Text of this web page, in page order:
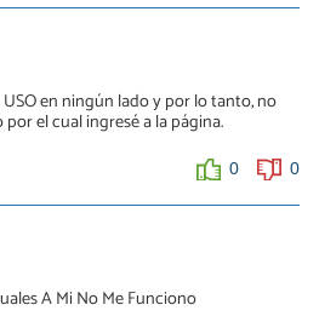
en ningún lado y por lo tanto, no
el cual ingresé a la página.
0 0
A Mi No Me Funciono